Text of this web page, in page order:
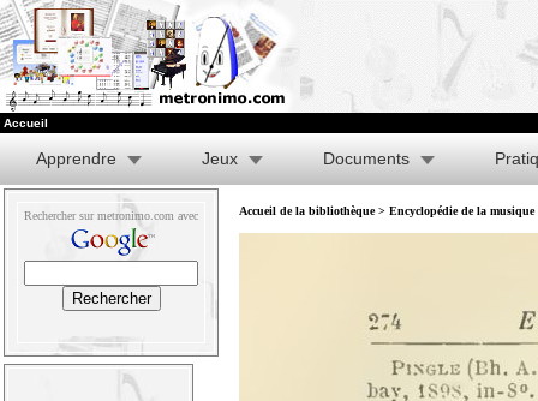
Accueil
Apprendre Jeux Documents
Rechercher sur metronimo.com avec Accueil de la bibliothèque> Encyclopédie de la